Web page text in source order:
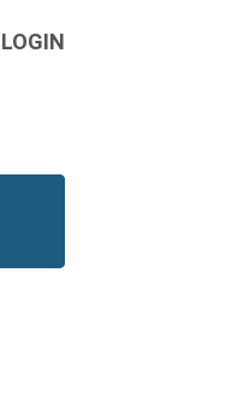
LOGIN